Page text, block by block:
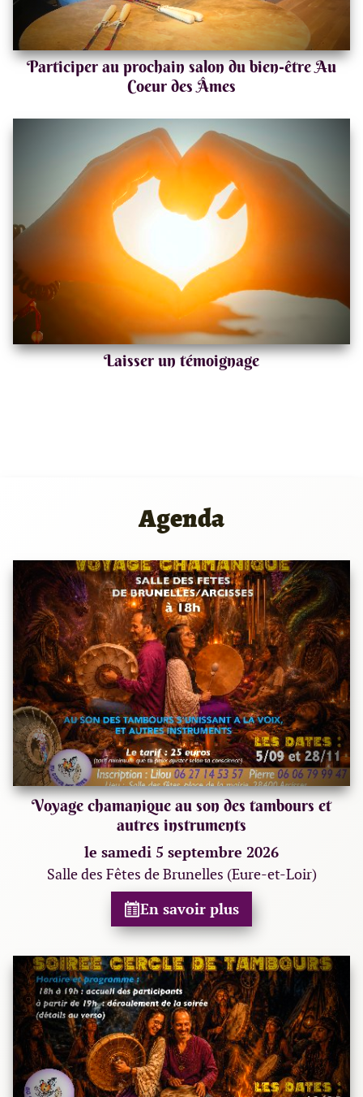
Participer au prochain salon du bien-être Au
Coeur des Âmes
Laisser un témoignage
Agenda
Voyage chamanique au son des tambours et
autres instruments
le samedi 5 septembre 2026
Salle des Fêtes de Brunelles (Eure-et-Loir)
En savoir plus